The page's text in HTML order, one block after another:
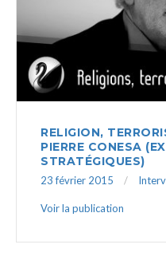
RELIGION,
PIERRE CONESA
STRATÉGIQUES)
23 février 2015
Voir la publication